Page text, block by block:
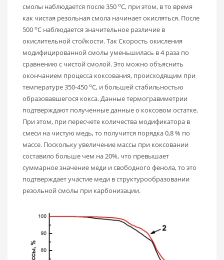
смолы наблюдается после 350 оС, при этом, в то время
как чистая резольная смола начинает окисляться. После
500 оС наблюдается значительное различие в
окислительной стойкости. Так Скорость окисления
модифицированной смолы уменьшилась в 4 раза по
сравнению с чистой смолой. Это можно объяснить
окончанием процесса коксования, происходящим при
температуре 350-450 оС, и большей стабильностью
образовавшегося кокса. Данные термогравиметрии
подтверждают полученные данные о коксовом остатке.
При этом, при пересчете количества модификатора в
смеси на чистую медь, то получится порядка 0,8 % по
массе. Поскольку увеличение массы при коксовании
составило больше чем на 20%, что превышает
суммарное значение меди и свободного фенола, то это
подтверждает участие меди в структурообразовании
резольной смолы при карбонизации.